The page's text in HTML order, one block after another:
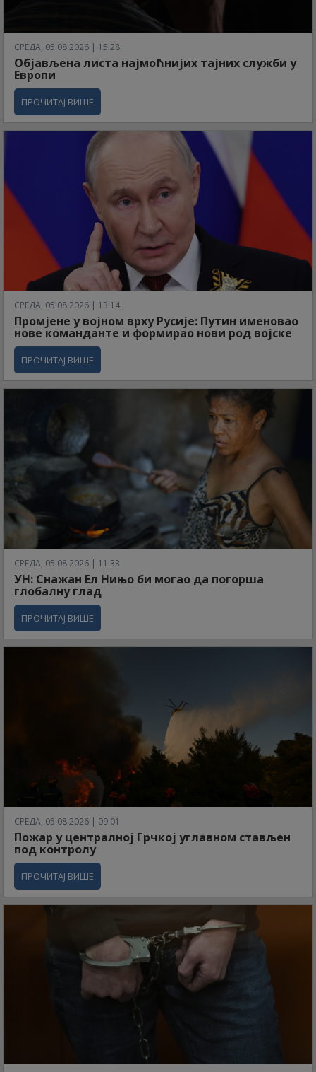
СРЕДА, 05.08.2026 | 15:28
Објављена листа најмоћнијих тајних служби у
Европи
ПРОЧИТАЈ ВИШЕ
СРЕДА, 05.08.2026 | 13:14
Промјене у војном врху Русије: Путин именовао
нове команданте и формирао нови род војске
ПРОЧИТАЈ ВИШЕ
СРЕДА, 05.08.2026 | 11:33
УН: Снажан Ел Нињо би могао да погорша
глобалну глад
ПРОЧИТАЈ ВИШЕ
СРЕДА, 05.08.2026 | 09:01
Пожар у централној Грчкој углавном стављен
под контролу
ПРОЧИТАЈ ВИШЕ